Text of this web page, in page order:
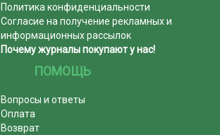
Политика конфиденциальности
Согласие на получение рекламных и
информационных рассылок
Почему журналы покупают у нас!
ПОМОЩЬ
Вопросы и ответы
Оплата
Возврат